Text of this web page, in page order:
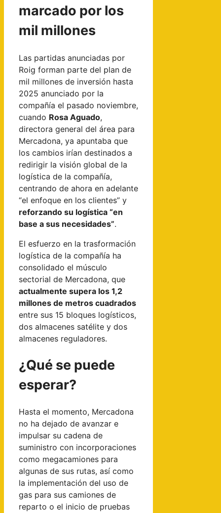
marcado por los
mil millones
Las partidas anunciadas por
Roig forman parte del plan de
mil millones de inversión hasta
2025 anunciado por la
compañía el pasado noviembre,
cuando Rosa Aguado,
directora general del área para
Mercadona, ya apuntaba que
los cambios irían destinados a
redirigir la visión global de la
logística de la compañía,
centrando de ahora en adelante
“el enfoque en los clientes” y
reforzando su logística “en
base a sus necesidades”.
El esfuerzo en la trasformación
logística de la compañía ha
consolidado el músculo
sectorial de Mercadona, que
actualmente supera los 1,2
millones de metros cuadrados
entre sus 15 bloques logísticos,
dos almacenes satélite y dos
almacenes reguladores.
¿Qué se puede
esperar?
Hasta el momento, Mercadona
no ha dejado de avanzar e
impulsar su cadena de
suministro con incorporaciones
como megacamiones para
algunas de sus rutas, así como
la implementación del uso de
gas para sus camiones de
reparto o el inicio de pruebas